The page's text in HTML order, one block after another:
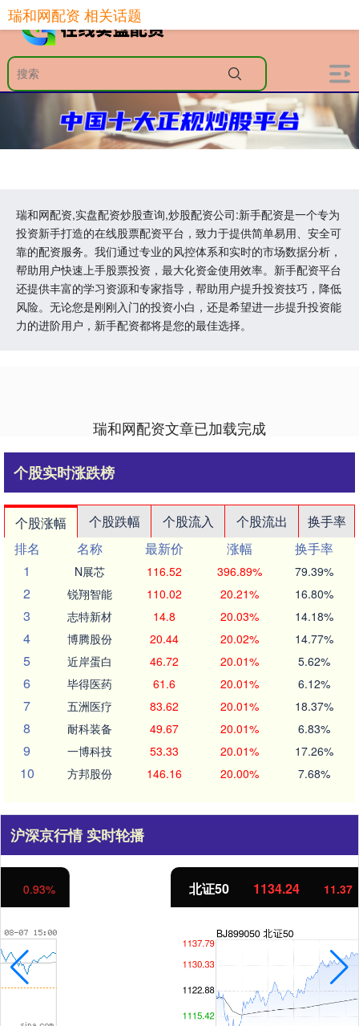
瑞和网配资,实盘配资炒股查询,炒股配资公司:新手配资是一个专为
投资新手打造的在线股票配资平台，致力于提供简单易用、安全可
靠的配资服务。我们通过专业的风控体系和实时的市场数据分析，
帮助用户快速上手股票投资，最大化资金使用效率。新手配资平台
还提供丰富的学习资源和专家指导，帮助用户提升投资技巧，降低
风险。无论您是刚刚入门的投资小白，还是希望进一步提升投资能
力的进阶用户，新手配资都将是您的最佳选择。
瑞和网配资 相关话题
瑞和网配资文章已加载完成
个股实时涨跌榜
个股涨幅 个股跌幅 个股流入 个股流出
换手率
排名
名称 最新价 涨幅
换手率
1
N展芯 116.52 396.89% 79.39%
2 锐翔智能 110.02 20.21% 16.80%
3 志特新材 14.8 20.03% 14.18%
4 博腾股份 20.44 20.02% 14.77%
5 近岸蛋白 46.72 20.01% 5.62%
6 毕得医药 61.6 20.01% 6.12%
7 五洲医疗 83.62 20.01% 18.37%
8 耐科装备 49.67 20.01% 6.83%
9 一博科技 53.33 20.01% 17.26%
10 方邦股份 146.16 20.00% 7.68%
沪深京行情 实时轮播
11.37 1.01%